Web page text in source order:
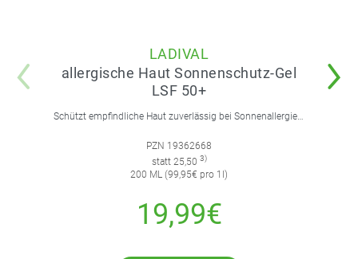
LADIVAL
allergische Haut Sonnenschutz-Gel
LSF 50+
PZN 19362668
statt 25,50 3)
200 ML (99,95€ pro 1l)
19,99€